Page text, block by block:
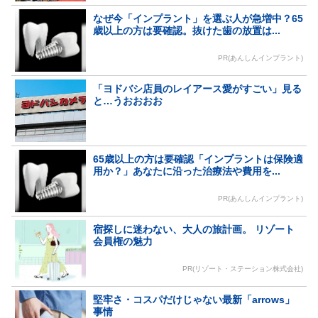
なぜ今「インプラント」を選ぶ人が急増中？65
歳以上の方は要確認。抜けた歯の放置は...
PR(あんしんインプラント)
「ヨドバシ店員のレイアース愛がすごい」見る
と…うおおおお
65歳以上の方は要確認「インプラントは保険適
用か？」あなたに沿った治療法や費用を...
PR(あんしんインプラント)
宿探しに迷わない、大人の旅計画。 リゾート
会員権の魅力
PR(リゾート・ステーション株式会社)
堅牢さ・コスパだけじゃない最新「arrows」
事情